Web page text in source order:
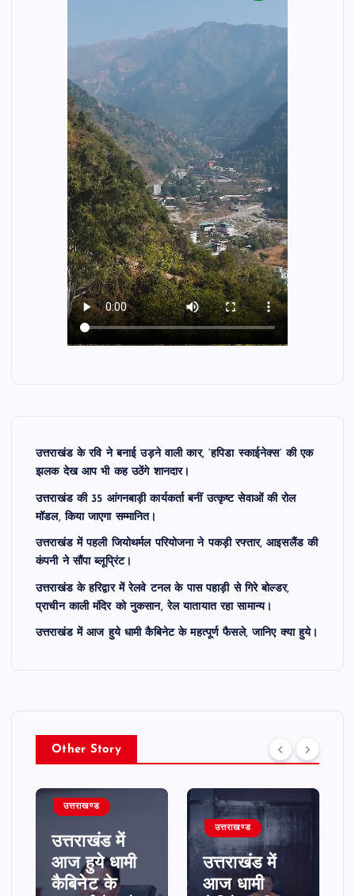
उत्तराखंड के रवि ने बनाई उड़ने वाली कार, ‘हपिडा स्काईनेक्स’ की एक
झलक देख आप भी कह उठेंगे शानदार।
उत्तराखंड की 35 आंगनबाड़ी कार्यकर्ता बनीं उत्कृष्ट सेवाओं की रोल
मॉडल, किया जाएगा सम्मानित।
उत्तराखंड में पहली जियोथर्मल परियोजना ने पकड़ी रफ्तार, आइसलैंड की
कंपनी ने सौंपा ब्लूप्रिंट।
उत्तराखंड के हरिद्वार में रेलवे टनल के पास पहाड़ी से गिरे बोल्डर,
प्राचीन काली मंदिर को नुकसान, रेल यातायात रहा सामान्य।
उत्तराखंड में आज हुये धामी कैबिनेट के महत्पूर्ण फैसले, जानिए क्या हुये।
Other Story
उत्तराखण्ड
उत्तराखंड के
रवि ने बनाई
उड़ने वाली कार,
‘हपिडा
स्काईनेक्स’ की
उत्तराखंड की
35 आंगनबाड़ी
कार्यकर्ता बनीं
उत्कृष्ट सेवाओं